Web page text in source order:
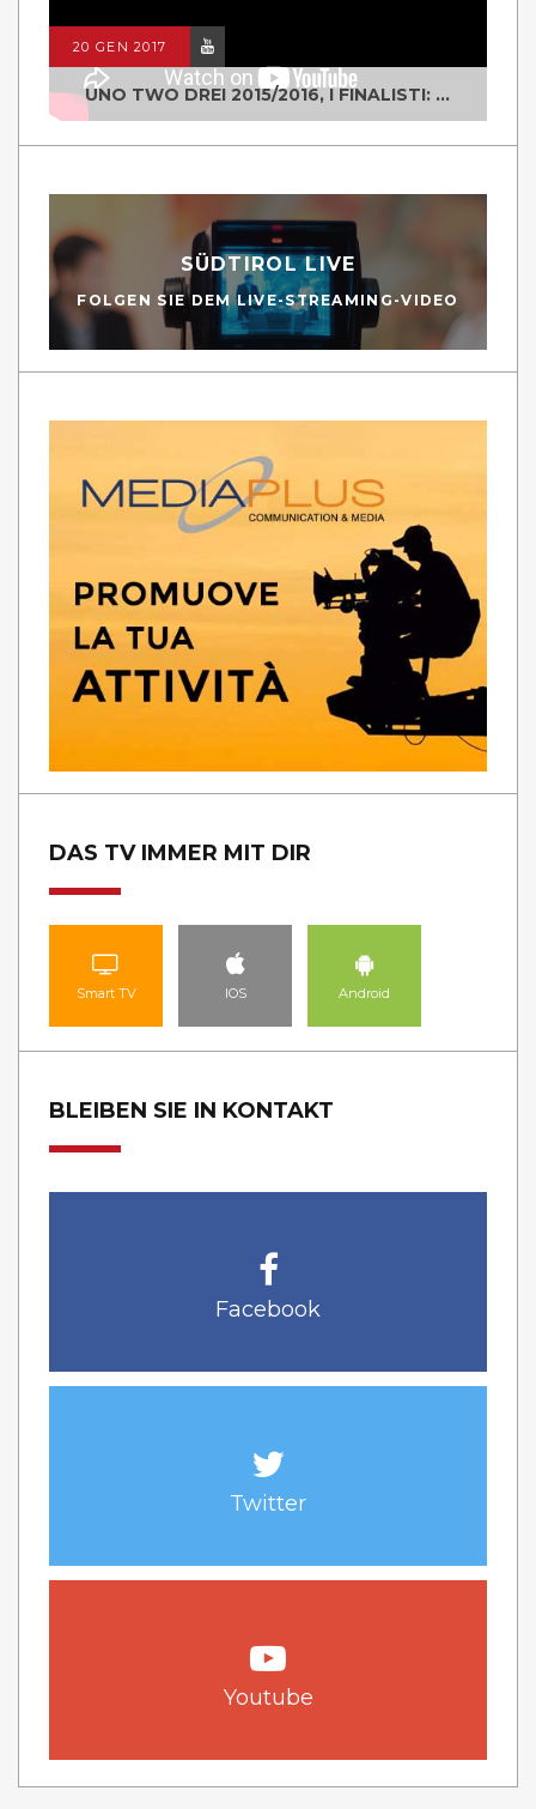
20 GEN 2017
UNO TWO DREI 2015/2016, I FINALISTI: CLASSE IV ALS ISTITUTO "DEGASPERI" BORGO VALSUGANA
SÜDTIROL LIVE
FOLGEN SIE DEM LIVE-STREAMING-VIDEO
DAS TV IMMER MIT DIR
Smart TV IOS Android
BLEIBEN SIE IN KONTAKT
Facebook
Twitter
Youtube